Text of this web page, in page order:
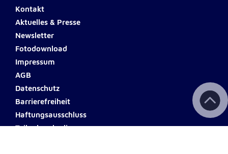
Kontakt
Aktuelles & Presse
Newsletter
Fotodownload
Impressum
AGB
Datenschutz
Barrierefreiheit
Haftungsausschluss
Teilnahmebedingungen